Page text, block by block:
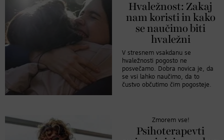
Hvaležnost: Zakaj
nam koristi in kako
se naučimo biti
hvaležni
V stresnem vsakdanu se
hvaležnosti pogosto ne
posvečamo. Dobra novica je, da
se vsi lahko naučimo, da to
čustvo občutimo čim pogosteje.
Zmorem vse!
Psihoterapevti